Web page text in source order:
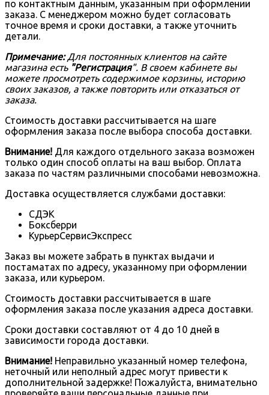
по контактным данным, указанным при оформлении
заказа. С менеджером можно будет согласовать
точное время и сроки доставки, а также уточнить
детали.
Примечание:Для постоянных клиентов на сайте
магазина есть "Регистрация". В своем кабинете вы
можете просмотреть содержимое корзины, историю
своих заказов, а также повторить или отказаться от
заказа.
Стоимость доставки рассчитывается на шаге
оформления заказа после выбора способа доставки.
Внимание! Для каждого отдельного заказа возможен
только один способ оплаты на ваш выбор. Оплата
заказа по частям различными способами невозможна.
Доставка осуществляется службами доставки:
СДЭК
Боксберри
КурьерСервисЭкспресс
Заказ вы можете забрать в пунктах выдачи и
постаматах по адресу, указанному при оформлении
заказа, или курьером.
Стоимость доставки рассчитывается в шаге
оформления заказа после указания адреса доставки.
Сроки доставки составляют от 4 до 10 дней в
зависимости города доставки.
Внимание! Неправильно указанный номер телефона,
неточный или неполный адрес могут привести к
дополнительной задержке! Пожалуйста, внимательно